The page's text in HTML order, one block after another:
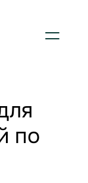
по